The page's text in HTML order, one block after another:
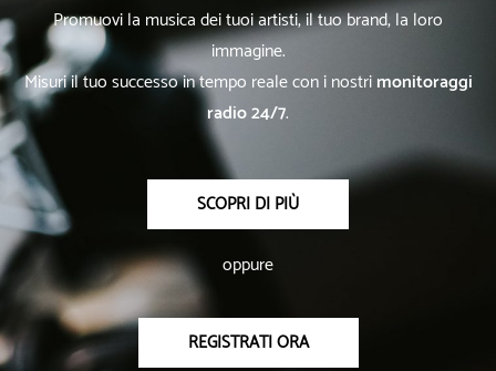
Promuovi la musica dei tuoi artisti, il tuo brand, la loro
immagine.
Misuri il tuo successo in tempo reale con i nostrimonitoraggi
radio 24/7.
SCOPRI DI PIÙ
oppure
REGISTRATI ORA